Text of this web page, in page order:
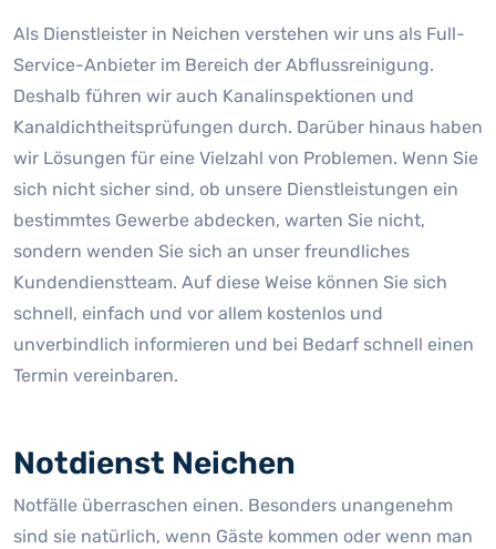
Als Dienstleister in Neichen verstehen wir uns als Full-
Service-Anbieter im Bereich der Abflussreinigung.
Deshalb führen wir auch Kanalinspektionen und
Kanaldichtheitsprüfungen durch. Darüber hinaus haben
wir Lösungen für eine Vielzahl von Problemen. Wenn Sie
sich nicht sicher sind, ob unsere Dienstleistungen ein
bestimmtes Gewerbe abdecken, warten Sie nicht,
sondern wenden Sie sich an unser freundliches
Kundendienstteam. Auf diese Weise können Sie sich
schnell, einfach und vor allem kostenlos und
unverbindlich informieren und bei Bedarf schnell einen
Termin vereinbaren.
Notdienst Neichen
Notfälle überraschen einen. Besonders unangenehm
sind sie natürlich, wenn Gäste kommen oder wenn man